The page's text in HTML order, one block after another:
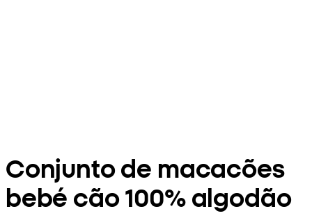
Conjunto de macacões
bebé cão 100% algodão